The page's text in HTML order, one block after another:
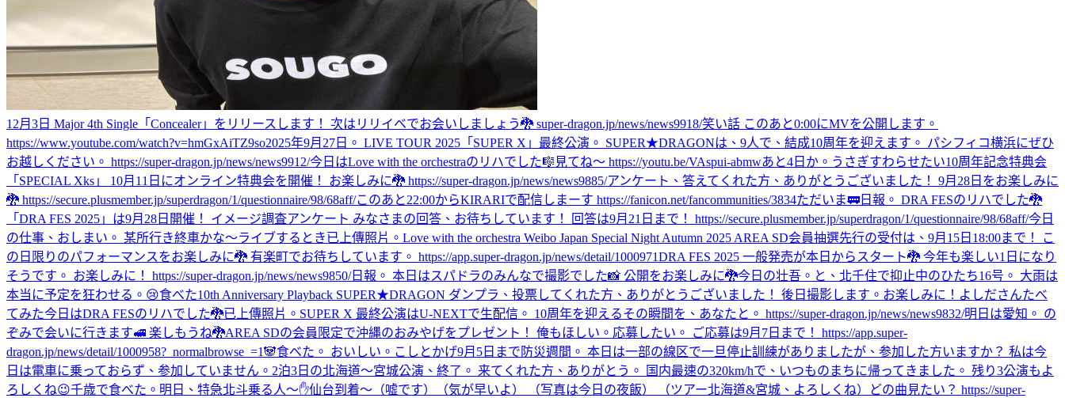
12月3日 Major 4th Single「Concealer」をリリースします！ 次はリリイベでお会いしましょう🐉 super-dragon.jp/news/news9918/笑い話 このあと0:00にMVを公開します。
https://www.youtube.com/watch?v=hmGxAiTZ9so2025年9月27日。 LIVE TOUR 2025「SUPER X」最終公演。 SUPER★DRAGONは、9人で、結成10周年を迎えます。 パシフィコ横浜にぜひ
お越しください。 https://super-dragon.jp/news/news9912/今日はLove with the orchestraのリハでした🎼 見てね〜 https://youtu.be/VAspui-abmwあと4日か。 うさぎすわらせたい10周年記念特典会
「SPECIAL Xks」 10月11日にオンライン特典会を開催！ お楽しみに🐉 https://super-dragon.jp/news/news9885/アンケート、答えてくれた方、ありがとうございました！ 9月28日をお楽しみに
🐉 https://secure.plusmember.jp/superdragon/1/questionnaire/98/68aff/このあと22:00からKIRARIで配信しまーす https://fanicon.net/fancommunities/3834ただいま🚃 日報。 DRA FESのリハでした🐉
「DRA FES 2025」は9月28日開催！ イメージ調査アンケート みなさまの回答、お待ちしています！ 回答は9月21日まで！ https://secure.plusmember.jp/superdragon/1/questionnaire/98/68aff/今日
の仕事、おしまい。 某所行き終車かな〜ライブするとき已上傳照片。 Love with the orchestra Weibo Japan Special Night Autumn 2025 AREA SD会員抽選先行の受付は、9月15日18:00まで！ こ
の日限りのパフォーマンスをお楽しみに🐉 有楽町でお待ちしています。 https://app.super-dragon.jp/news/detail/1000971DRA FES 2025 一般発売が本日からスタート🐉 今年も楽しい1日になり
そうです。 お楽しみに！ https://super-dragon.jp/news/news9850/日報。 本日はスパドラのみんなで撮影でした📸 公開をお楽しみに🐉今日の壮吾。と、北千住で抑止中のひたち16号。 大雨は
本当に予定を狂わせる。😢食べた10th Anniversary Playback SUPER★DRAGON ダンプラ、投票してくれた方、ありがとうございました！ 後日撮影します。お楽しみに！ よしださんたべ
てみた今日はDRA FESのリハでした🐉已上傳照片。 SUPER X 最終公演はU-NEXTで生配信。 10周年を迎えるその瞬間を、あなたと。 https://super-dragon.jp/news/news9832/明日は愛知。 の
ぞみで会いに行きます🚅 楽しもうね🐉AREA SDの会員限定で沖縄のおみやげをプレゼント！ 俺もほしい。応募したい。 ご応募は9月7日まで！ https://app.super-
dragon.jp/news/detail/1000958?_normalbrowse_=1🐼食べた。 おいしい。 こしとかげ9月5日まで防災週間。 本日は一部の線区で一旦停止訓練がありましたが、参加した方いますか？ 私は今
日は電車に乗っておらず、参加していません。 2泊3日の北海道〜宮城公演、終了。 来てくれた方、ありがとう。 国内最速の320km/hで、いつものまちに帰ってきました。 残り3公演もよ
ろしくね😉千歳で食べた。 明日、特急北斗乗る人〜✋仙台到着〜（嘘です）（気が早いよ） （写真は今日の夜飯） （ツアー北海道&宮城、よろしくね） どの曲見たい？ https://super-